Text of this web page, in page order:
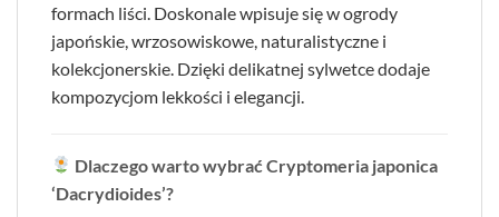
formach liści. Doskonale wpisuje się w ogrody
japońskie, wrzosowiskowe, naturalistyczne i
kolekcjonerskie. Dzięki delikatnej sylwetce dodaje
kompozycjom lekkości i elegancji.
Dlaczego warto wybrać Cryptomeria japonica
‘Dacrydioides’?